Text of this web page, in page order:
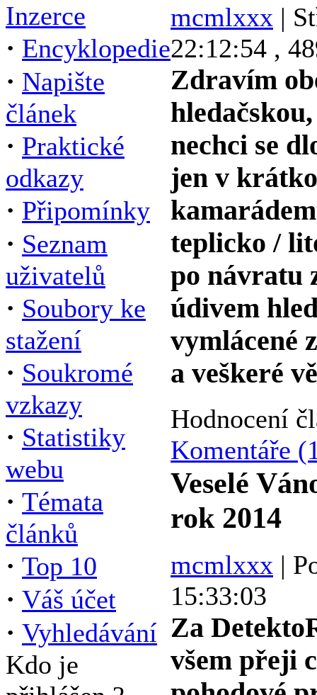
Inzerce
· Encyklopedie
· Napište
článek
· Praktické
odkazy
· Připomínky
· Seznam
uživatelů
· Soubory ke
stažení
· Soukromé
vzkazy
· Statistiky
webu
· Témata
článků
· Top 10
· Váš účet
· Vyhledávání
Kdo je
mcmlxxx |
22:12:54 ,
Zdravím
hledačskou,
nechci se
jen v
teplicko /
po návratu
údivem
vymlácené
a veškeré
Hodnocení
Komentáře
Veselé
rok 2014
mcmlxxx |
15:33:03
Za
všem přeji